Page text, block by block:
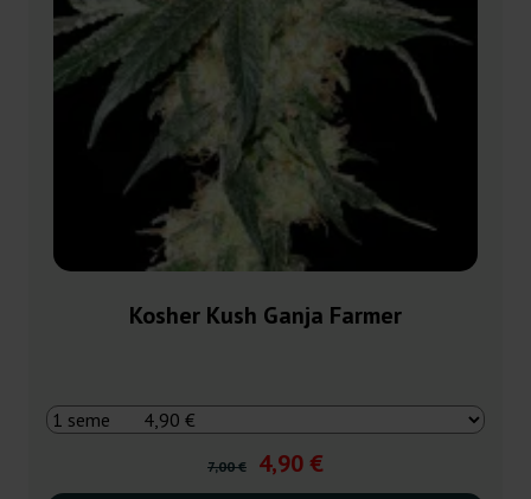
Kosher Kush Ganja Farmer
7,00 € 4,90 €